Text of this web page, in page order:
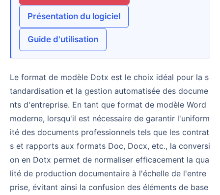
Présentation du logiciel
Guide d'utilisation
Le format de modèle Dotx est le choix idéal pour la s
tandardisation et la gestion automatisée des docume
nts d'entreprise. En tant que format de modèle Word
moderne, lorsqu'il est nécessaire de garantir l'uniform
ité des documents professionnels tels que les contrat
s et rapports aux formats Doc, Docx, etc., la conversi
on en Dotx permet de normaliser efficacement la qua
lité de production documentaire à l'échelle de l'entre
prise, évitant ainsi la confusion des éléments de base